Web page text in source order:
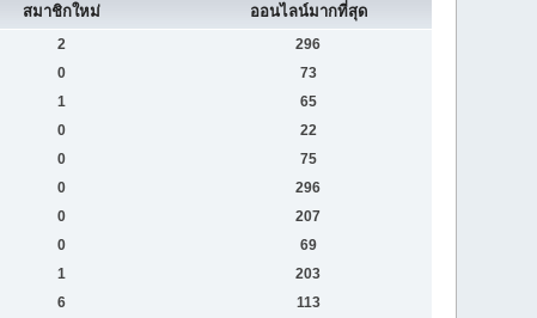
สมาชิกใหม่ ออนไลน์มากที่สุด
2
296
0
73
1
65
0
22
0
75
0
296
0
207
0
69
1
203
6
113